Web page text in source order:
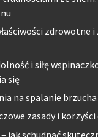
zdrowotne
i siłę
się
na spalanie brzucha
zasady i
jak schudnąć